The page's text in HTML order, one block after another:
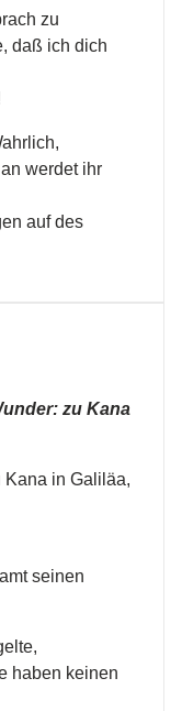
zu
daß ich dich
werdet ihr
auf des
zu Kana
Kana in Galiläa,
seinen
haben keinen